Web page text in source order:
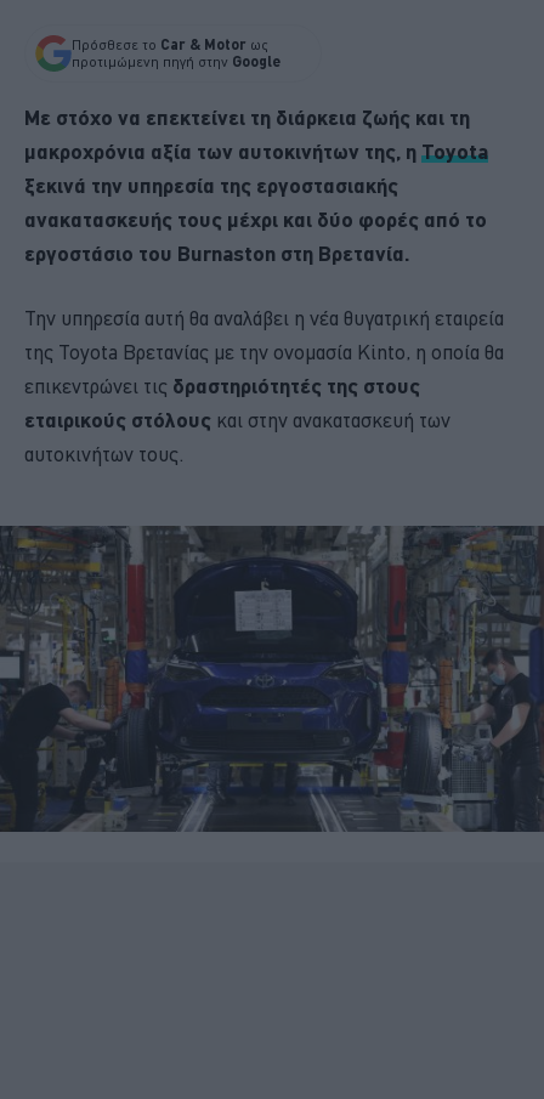
Πρόσθεσε το Car & Motor ως
προτιμώμενη πηγή στην Google
Με στόχο να επεκτείνει τη διάρκεια ζωής και τη
μακροχρόνια αξία των αυτοκινήτων της, η Toyota
ξεκινά την υπηρεσία της εργοστασιακής
ανακατασκευής τους μέχρι και δύο φορές από το
εργοστάσιο του Burnaston στη Βρετανία.
Την υπηρεσία αυτή θα αναλάβει η νέα θυγατρική εταιρεία
της Toyota Βρετανίας με την ονομασία Kinto, η οποία θα
επικεντρώνει τις δραστηριότητές της στους
εταιρικούς στόλους και στην ανακατασκευή των
αυτοκινήτων τους.